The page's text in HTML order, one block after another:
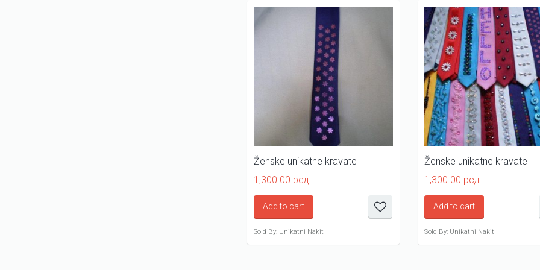
Ženske unikatne kravate
1,300.00 рсд
Add to cart
Sold By: Unikatni Nakit
Ženske unikatne kravate
1,300.00 рсд
Add to cart
Sold By: Unikatni Nakit